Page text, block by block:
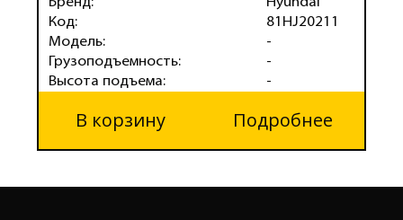
Код:
Модель:
Грузоподъемность:
Высота подъема:
81HJ20211
-
-
-
В корзину Подробнее